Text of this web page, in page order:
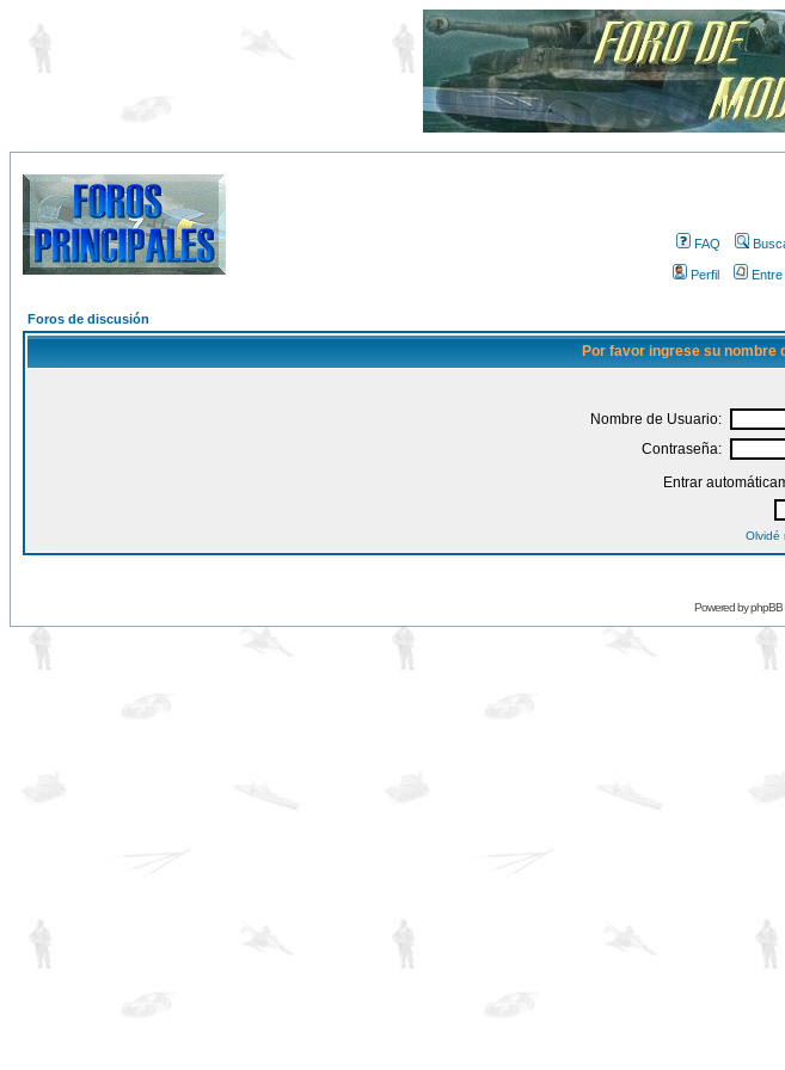
FAQ
Perfil
Foros de discusión
Por favor ingrese su nombre
Nombre de Usuario:
Contraseña:
Entrar
Olvidé
Powered byphpBB